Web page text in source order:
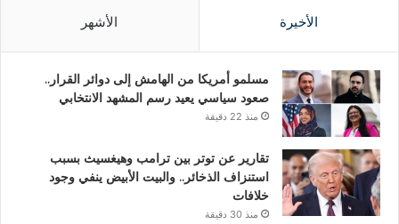
الأخيرة الأشهر
مسلمو أمريكا من الهامش إلى دوائر القرار..
صعود سياسي يعيد رسم المشهد الانتخابي
منذ 22 دقيقة
تقارير عن توتر بين ترامب وهيغسيث بسبب
استنزاف الذخائر.. والبيت الأبيض ينفي وجود
خلافات
منذ 30 دقيقة